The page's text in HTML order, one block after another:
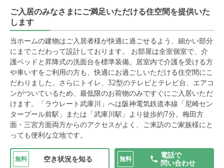
ご入居のみなさまにご満足いただける住空間を提供いた
します
当ホームの建物はご入居者様が快適に過ごせるよう、細かい部分
にまでこだわって設計しております。 お部屋は全室個室で、介
護ベッドと昇降式の洗面台を標準装備。居室内で介護を受ける方
や車いすをご利用の方も、快適にお過ごしいただける住空間にこ
だわりました。さらにトイレ、32型のテレビとテレビ台、エアコ
ンがついているため、最低限のお荷物のみですぐにご入居いただ
けます。「ラウレート武庫川」へは阪神電気鉄道本線「尼崎セン
タープール前駅」または「武庫川駅」より徒歩約7分。梅田方
面・三宮方面両方からのアクセスがよく、ご来訪のご家族様にと
っても便利な立地です。
無料 空き状況を知る 無料
電話で
問い合わせ